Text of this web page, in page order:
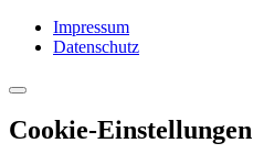
Impressum
Datenschutz
Cookie-Einstellungen